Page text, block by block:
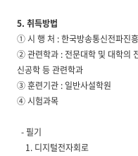
5. 취득방법
① 시 행 처 : 한국방송통신전파진
② 관련학과 : 전문대학 및 대학의
신공학 등 관련학과
③ 훈련기관 : 일반사설학원
④ 시험과목
- 필기
1. 디지털전자회로